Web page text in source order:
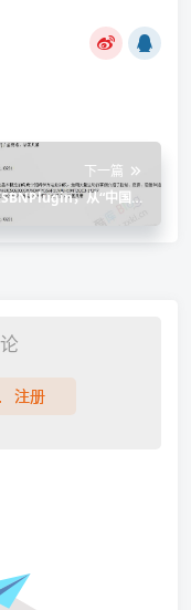
下一篇
，从“中国国
家图书馆”获取图书信息
注册